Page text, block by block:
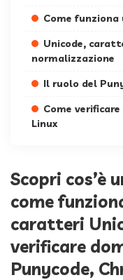
Come
Unicode,
normalizzazione
Il ruolo del
Come
Linux
Scopri cos’è
come
caratteri
verificare
Punycode,